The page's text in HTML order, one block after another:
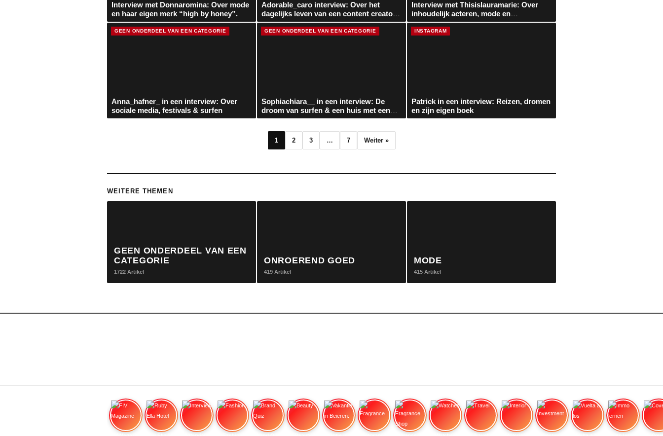
Interview met Donnaromina: Over mode
en haar eigen merk “high by honey”.
Adorable_caro interview: Over het
dagelijks leven van een content creator
& Ninety-9
Interview met Thisislauramarie: Over
inhoudelijk acteren, mode en
pianospelen
GEEN ONDERDEEL VAN EEN CATEGORIE
Anna_hafner_ in een interview: Over
sociale media, festivals & surfen
GEEN ONDERDEEL VAN EEN CATEGORIE
Sophiachiara__ in een interview: De
droom van surfen & een huis met een
kleine ranch
INSTAGRAM
Patrick in een interview: Reizen, dromen
en zijn eigen boek
1 2 3 … 7 Weiter »
WEITERE THEMEN
GEEN ONDERDEEL VAN EEN
CATEGORIE
1722 Artikel
ONROEREND GOED
419 Artikel
MODE
415 Artikel